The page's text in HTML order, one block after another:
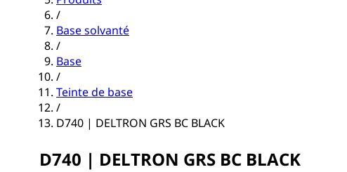
/
Base solvanté
/
Base
/
Teinte de base
/
D740 | DELTRON GRS BC BLACK
D740 | DELTRON GRS BC BLACK